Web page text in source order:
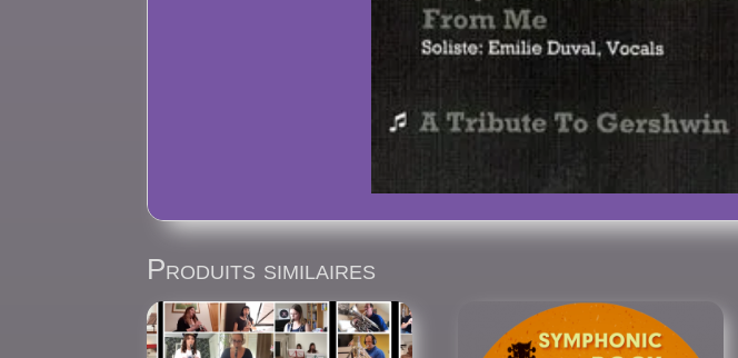
Produits similaires